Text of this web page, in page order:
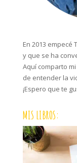
En 2013 empecé
y que se ha
Aquí comparto
de entender la
¡Espero que te
MIS LIBROS: